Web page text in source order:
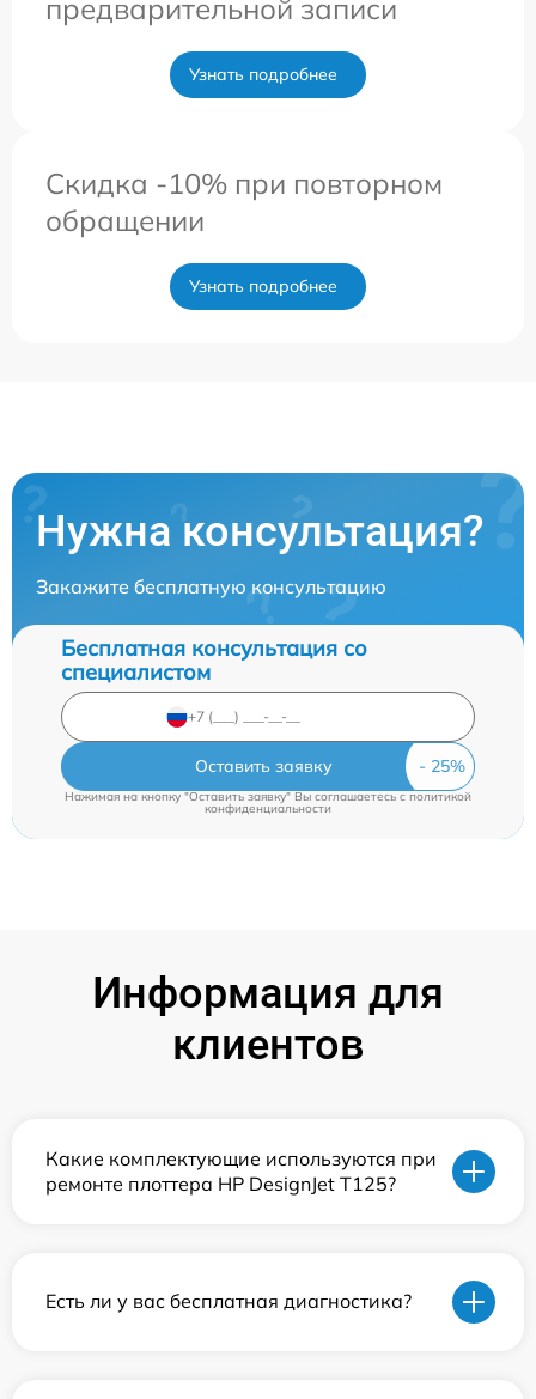
предварительной записи
Узнать подробнее
Скидка -10% при повторном
обращении
Узнать подробнее
Нужна консультация?
Закажите бесплатную консультацию
Бесплатная консультация со
специалистом
Оставить заявку
Нажимая на кнопку "Оставить заявку" Вы соглашаетесь cполитикой
конфиденциальности
Информация для
клиентов
Какие комплектующие используются при
ремонте плоттера HP DesignJet T125?
Есть ли у вас бесплатная диагностика?